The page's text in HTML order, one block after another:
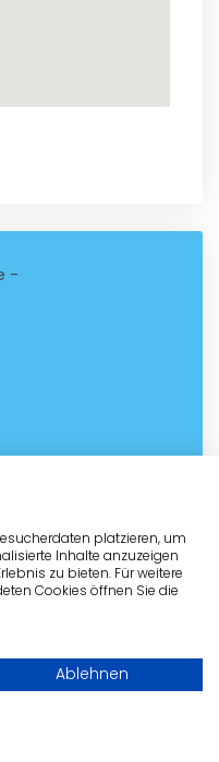
-
platzieren, um
Inhalte anzuzeigen
zu bieten. Für weitere
Cookies öffnen Sie die
Ablehnen